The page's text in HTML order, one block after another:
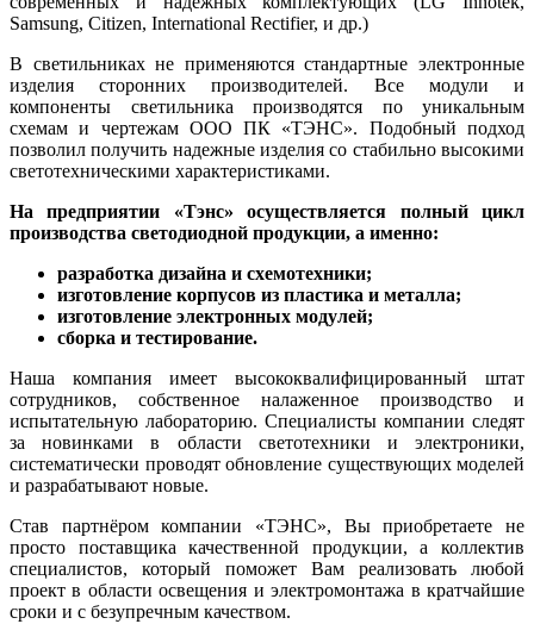
Samsung, Citizen, International Rectifier, и др.)
В светильниках не применяются стандартные электронные
изделия сторонних производителей. Все модули и
компоненты светильника производятся по уникальным
схемам и чертежам ООО ПК «ТЭНС». Подобный подход
позволил получить надежные изделия со стабильно высокими
светотехническими характеристиками.
На предприятии «Тэнс» осуществляется полный цикл
производства светодиодной продукции, а именно:
разработка дизайна и схемотехники;
изготовление корпусов из пластика и металла;
изготовление электронных модулей;
сборка и тестирование.
Наша компания имеет высококвалифицированный штат
сотрудников, собственное налаженное производство и
испытательную лабораторию. Специалисты компании следят
за новинками в области светотехники и электроники,
систематически проводят обновление существующих моделей
и разрабатывают новые.
Став партнёром компании «ТЭНС», Вы приобретаете не
просто поставщика качественной продукции, а коллектив
специалистов, который поможет Вам реализовать любой
проект в области освещения и электромонтажа в кратчайшие
сроки и с безупречным качеством.